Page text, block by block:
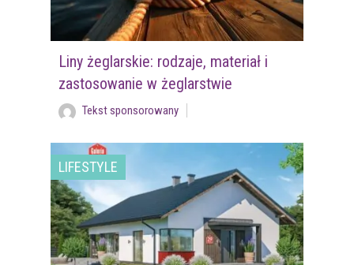
Liny żeglarskie: rodzaje, materiał i
zastosowanie w żeglarstwie
Tekst sponsorowany
LIFESTYLE